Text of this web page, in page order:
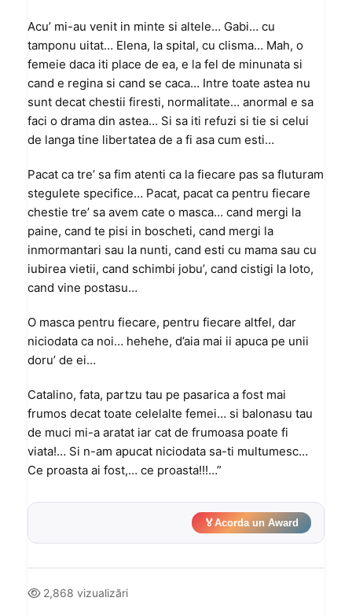
Acu’ mi-au venit in minte si altele… Gabi… cu
tamponu uitat… Elena, la spital, cu clisma… Mah, o
femeie daca iti place de ea, e la fel de minunata si
cand e regina si cand se caca… Intre toate astea nu
sunt decat chestii firesti, normalitate… anormal e sa
faci o drama din astea… Si sa iti refuzi si tie si celui
de langa tine libertatea de a fi asa cum esti…
Pacat ca tre’ sa fim atenti ca la fiecare pas sa fluturam
stegulete specifice… Pacat, pacat ca pentru fiecare
chestie tre’ sa avem cate o masca… cand mergi la
paine, cand te pisi in boscheti, cand mergi la
inmormantari sau la nunti, cand esti cu mama sau cu
iubirea vietii, cand schimbi jobu’, cand cistigi la loto,
cand vine postasu…
O masca pentru fiecare, pentru fiecare altfel, dar
niciodata ca noi… hehehe, d’aia mai ii apuca pe unii
doru’ de ei…
Catalino, fata, partzu tau pe pasarica a fost mai
frumos decat toate celelalte femei… si balonasu tau
de muci mi-a aratat iar cat de frumoasa poate fi
viata!… Si n-am apucat niciodata sa-ti multumesc…
Ce proasta ai fost,… ce proasta!!!…”
🏅Acorda un Award
2,868 vizualizări